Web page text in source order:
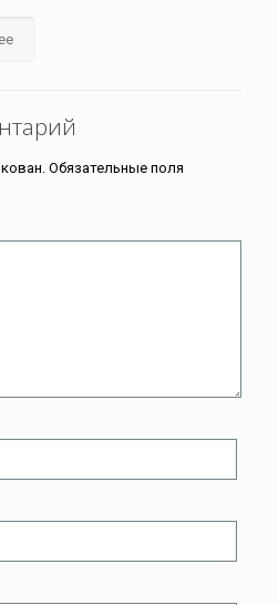
Обязательные поля